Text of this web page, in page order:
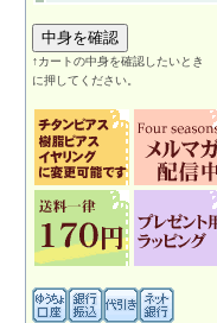
↑カートの中身を確認したいとき
に押してください。